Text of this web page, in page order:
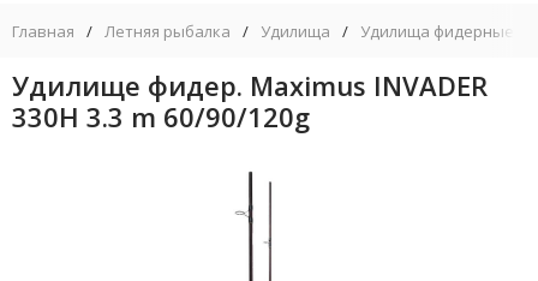
Главная / Летняя рыбалка / Удилища / Удилища фидерные
Удилище фидер. Maximus INVADER
330H 3.3 m 60/90/120g